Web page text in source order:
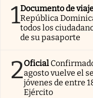
1Documento de
República
todos los
de su pasaporte
2Oficial
agosto vuelve el
jóvenes de entre
Ejército